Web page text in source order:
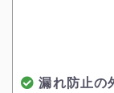
漏れ防止の